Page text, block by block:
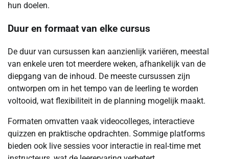
hun doelen.
Duur en formaat van elke cursus
De duur van cursussen kan aanzienlijk variëren, meestal
van enkele uren tot meerdere weken, afhankelijk van de
diepgang van de inhoud. De meeste cursussen zijn
ontworpen om in het tempo van de leerling te worden
voltooid, wat flexibiliteit in de planning mogelijk maakt.
Formaten omvatten vaak videocolleges, interactieve
quizzen en praktische opdrachten. Sommige platforms
bieden ook live sessies voor interactie in real-time met